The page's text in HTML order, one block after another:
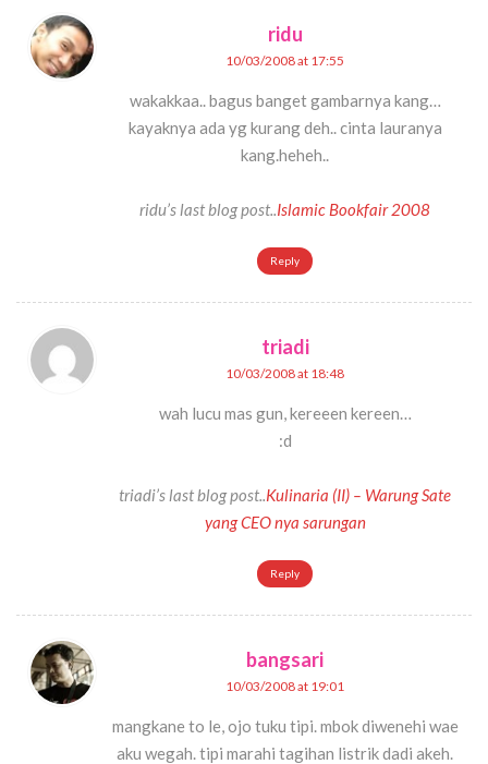
ridu
10/03/2008 at 17:55
wakakkaa.. bagus banget gambarnya kang…
kayaknya ada yg kurang deh.. cinta lauranya
kang.heheh..
ridu’s last blog post..Islamic Bookfair 2008
Reply
triadi
10/03/2008 at 18:48
wah lucu mas gun, kereeen kereen…
:d
triadi’s last blog post..Kulinaria (II) – Warung Sate
yang CEO nya sarungan
Reply
bangsari
10/03/2008 at 19:01
mangkane to le, ojo tuku tipi. mbok diwenehi wae
aku wegah. tipi marahi tagihan listrik dadi akeh.